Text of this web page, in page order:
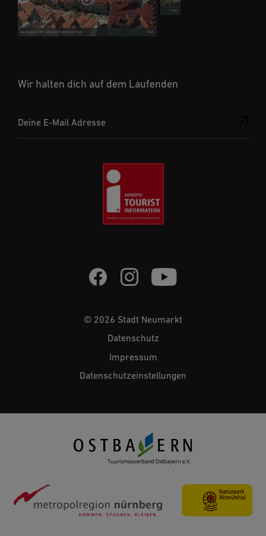
Wir halten dich auf dem Laufenden
Deine E-Mail Adresse
© 2026 Stadt Neumarkt
Datenschutz
Impressum
Datenschutzeinstellungen